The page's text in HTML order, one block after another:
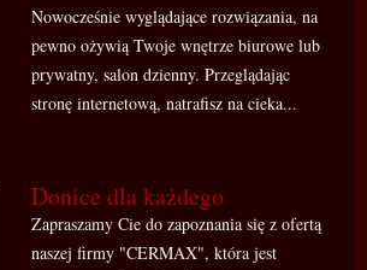
Nowocześnie wyglądające rozwiązania, na
pewno ożywią Twoje wnętrze biurowe lub
prywatny, salon dzienny. Przeglądając
stronę internetową, natrafisz na cieka...
Donice dla każdego
Zapraszamy Cie do zapoznania się z ofertą
naszej firmy "CERMAX", która jest